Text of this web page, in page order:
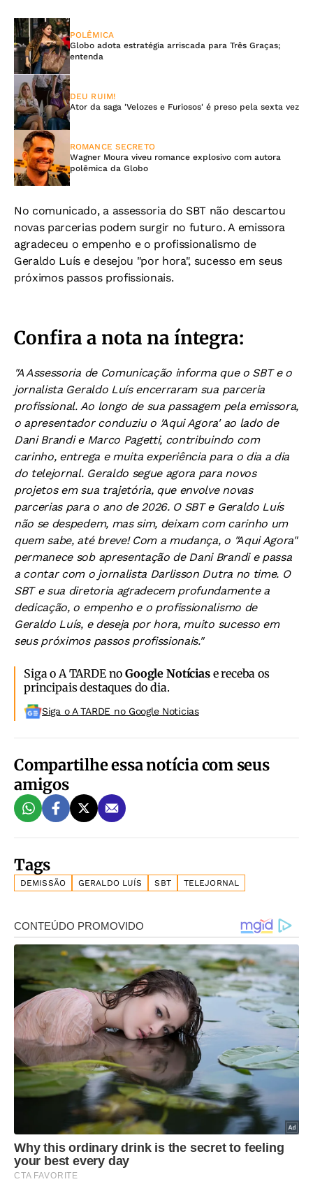
POLÊMICA
Globo adota estratégia arriscada para Três Graças;
entenda
DEU RUIM!
Ator da saga 'Velozes e Furiosos' é preso pela sexta vez
ROMANCE SECRETO
Wagner Moura viveu romance explosivo com autora
polêmica da Globo
No comunicado, a assessoria do SBT não descartou
novas parcerias podem surgir no futuro. A emissora
agradeceu o empenho e o profissionalismo de
Geraldo Luís e desejou "por hora", sucesso em seus
próximos passos profissionais.
Confira a nota na íntegra:
"A Assessoria de Comunicação informa que o SBT e o
jornalista Geraldo Luís encerraram sua parceria
profissional. Ao longo de sua passagem pela emissora,
o apresentador conduziu o 'Aqui Agora' ao lado de
Dani Brandi e Marco Pagetti, contribuindo com
carinho, entrega e muita experiência para o dia a dia
do telejornal. Geraldo segue agora para novos
projetos em sua trajetória, que envolve novas
parcerias para o ano de 2026. O SBT e Geraldo Luís
não se despedem, mas sim, deixam com carinho um
quem sabe, até breve! Com a mudança, o "Aqui Agora"
permanece sob apresentação de Dani Brandi e passa
a contar com o jornalista Darlisson Dutra no time. O
SBT e sua diretoria agradecem profundamente a
dedicação, o empenho e o profissionalismo de
Geraldo Luís, e deseja por hora, muito sucesso em
seus próximos passos profissionais."
Siga o A TARDE noGoogle Notíciase receba os
principais destaques do dia.
Siga o A TARDE no Google Noticias
Compartilhe essa notícia com seus
amigos
Tags
DEMISSÃO GERALDO LUÍS SBT TELEJORNAL